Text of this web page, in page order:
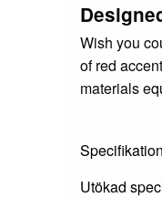
Wish you
of red
materials
Specifikation
Utökad